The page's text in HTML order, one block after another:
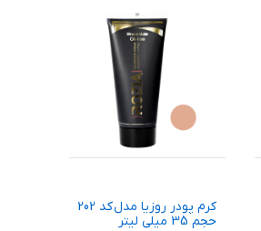
کرم پودر روزیا مدل کد 202
حجم 35 میلی لیتر